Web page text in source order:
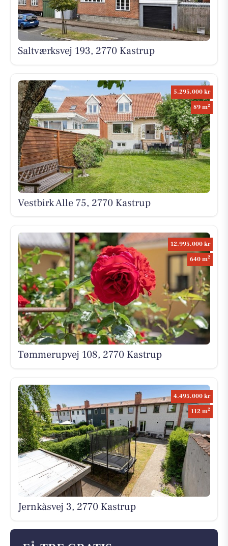
Saltværksvej 193, 2770 Kastrup
5.295.000 kr
89 m2
Vestbirk Alle 75, 2770 Kastrup
12.995.000 kr
640 m2
Tømmerupvej 108, 2770 Kastrup
4.495.000 kr
112 m2
Jernkåsvej 3, 2770 Kastrup